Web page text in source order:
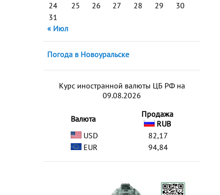
24
25 26 27 28 29
30
31
« Июл
Погода в Новоуральске
Курс иностранной валюты ЦБ РФ на
09.08.2026
Валюта
Продажа
RUB
USD
82,17
EUR
94,84